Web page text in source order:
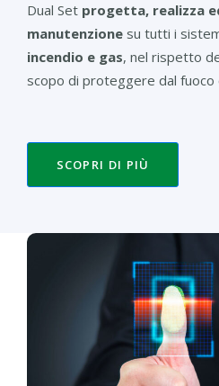
Dual Set progetta, realizza
manutenzione su tutti i
incendio e gas, nel rispetto
scopo di proteggere dal fuoco
SCOPRI DI PIÙ